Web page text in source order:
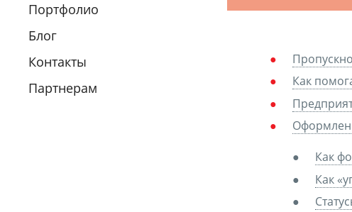
Портфолио
Блог
Контакты
Партнерам
Как
Как
Как